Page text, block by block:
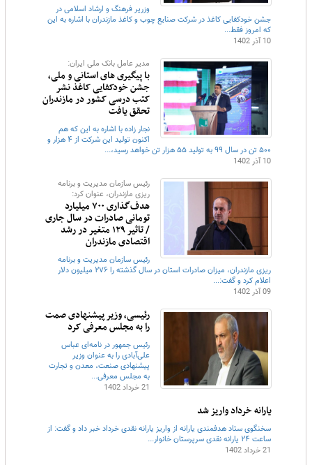
وزریر فرهنگ و ارشاد اسلامی در
جشن خودکفایی کاغذ در شرکت صنایع چوب و کاغذ مازندران با اشاره به این
که امروز فقط...
10 آذر 1402
مدیر عامل بانک ملی ایران:
با پیگیری های استانی و ملی،
جشن خودکفایی کاغذ نشر
کتب درسی کشور در مازندران
تحقق یافت
نجار زاده با اشاره به این که هم
اکنون تولید این شرکت از ۴ هزار و
۵۰۰ تن در سال ۹۹ به تولید ۵۵ هزار تن خواهد رسید،...
10 آذر 1402
رئیس سازمان مدیریت و برنامه
ریزی مازندران، عنوان کرد:
هدف‌گذاری ۷۰۰ میلیارد
تومانی صادرات در سال‌ جاری
/ تاثیر ۱۲۹ متغیر در رشد
اقتصادی مازندران
رئیس سازمان مدیریت و برنامه
ریزی مازندران، میزان صادرات استان در سال گذشته را ۲۷۶ میلیون دلار
اعلام کرد و گفت:...
09 آذر 1402
رئیسی، وزیر پیشنهادی صمت
را به مجلس معرفی کرد
رئیس جمهور در نامه‌ای عباس
علی‌آبادی را به عنوان وزیر
پیشنهادی صنعت، معدن و تجارت
به مجلس معرفی...
21 خرداد 1402
یارانه خرداد واریز شد
سخنگوی ستاد هدفمندی یارانه از واریز یارانه نقدی خرداد خبر داد و گفت: از
ساعت ۲۴ یارانه نقدی سرپرستان خانوار...
21 خرداد 1402